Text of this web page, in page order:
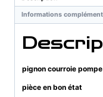
piaggio
typhoon
Informations
pignon courroie
pièce en bon état